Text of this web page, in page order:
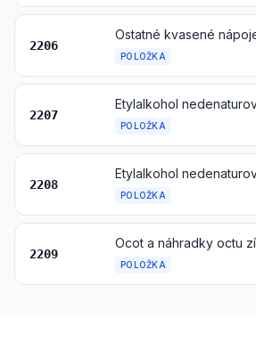
2206
POLOŽKA
2207
POLOŽKA
2208
POLOŽKA
2209
POLOŽKA